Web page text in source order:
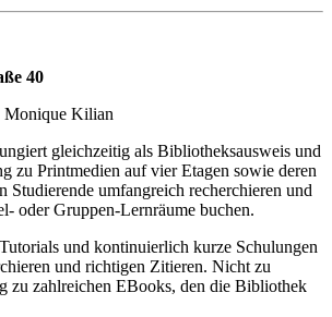
40
Monique Kilian
gleichzeitig als Bibliotheksausweis und
zu Printmedien auf vier Etagen sowie deren
Studierende umfangreich recherchieren und
oder Gruppen-Lernräume buchen.
und kontinuierlich kurze Schulungen
und richtigen Zitieren. Nicht zu
zu zahlreichen EBooks, den die Bibliothek